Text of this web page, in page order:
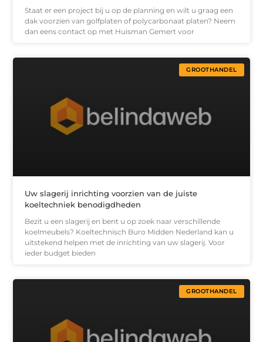
Staat er een project bij u op de planning en wilt u graag een
dak voorzien van golfplaten of polycarbonaat platen? Neem
dan eens contact op met Huisman Gemert voor
GROOTHANDEL
Uw slagerij inrichting voorzien van de juiste
koeltechniek benodigdheden
Bezit u een slagerij en bent u op zoek naar verschillende
koelmeubels? Koeltechnisch Buro Midden Nederland kan u
uitstekend helpen met de inrichting van uw slagerij. Voor
ieder budget bieden
GROOTHANDEL